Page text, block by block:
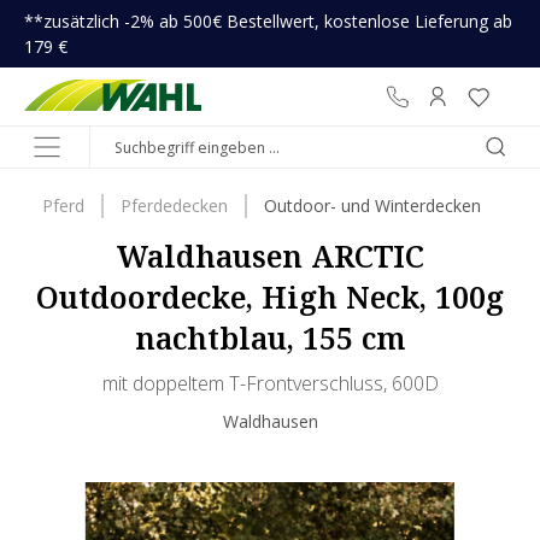
springen
**zusätzlich -2% ab 500€ Bestellwert, kostenlose Lieferung ab
179 €
Pferd Pferdedecken Outdoor- und Winterdecken
Waldhausen ARCTIC
Outdoordecke, High Neck, 100g
nachtblau, 155 cm
mit doppeltem T-Frontverschluss, 600D
Waldhausen